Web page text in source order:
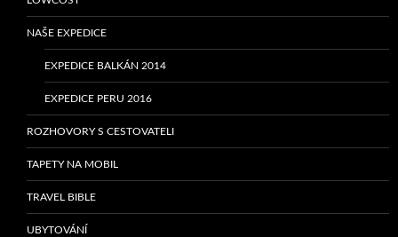
NAŠE EXPEDICE
EXPEDICE BALKÁN 2014
EXPEDICE PERU 2016
ROZHOVORY S CESTOVATELI
TAPETY NA MOBIL
TRAVEL BIBLE
UBYTOVÁNÍ